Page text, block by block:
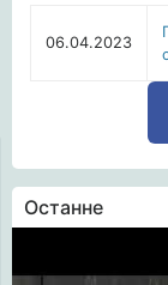
06.04.2023
Останне